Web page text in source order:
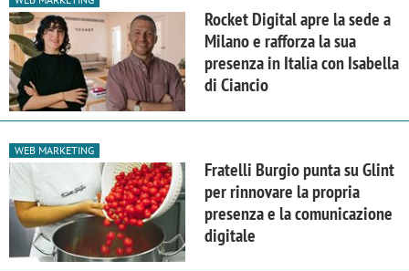
Rocket Digital apre la sede a
Milano e rafforza la sua
presenza in Italia con Isabella
di Ciancio
WEB MARKETING
Fratelli Burgio punta su Glint
per rinnovare la propria
presenza e la comunicazione
digitale